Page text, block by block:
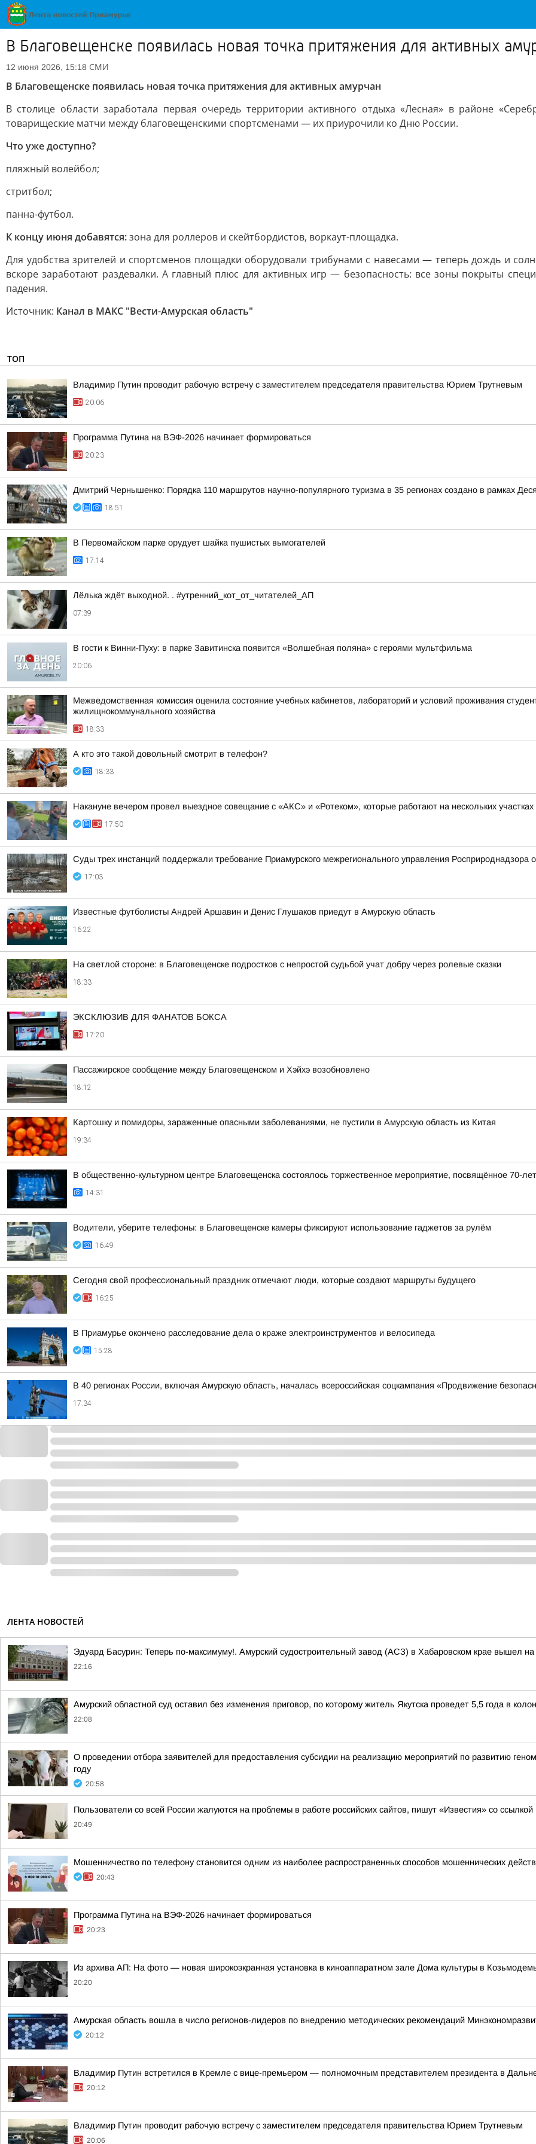
В Благовещенске появилась новая точка притяжения для активных
12 июня 2026, 15:18 СМИ
В Благовещенске появилась новая точка притяжения для активных амурчан
В столице области заработала первая очередь территории активного отдыха «Лесная» в районе
товарищеские матчи между благовещенскими спортсменами — их приурочили ко Дню России.
Что уже доступно?
пляжный волейбол;
стритбол;
панна-футбол.
К концу июня добавятся:зона для роллеров и скейтбордистов, воркаут-площадка.
Для удобства зрителей и спортсменов площадки оборудовали трибунами с навесами — теперь дождь и
вскоре заработают раздевалки. А главный плюс для активных игр — безопасность: все зоны покрыты
падения.
Источник: Канал в МАКС "Вести-Амурская область"
ТОП
Владимир Путин проводит рабочую встречу с заместителем председателя правительства Юрием Трутневым
20:06
Программа Путина на ВЭФ-2026 начинает формироваться
20:23
Дмитрий Чернышенко: Порядка 110 маршрутов научно-популярного туризма в 35 регионах создано в рамках
18:51
В Первомайском парке орудует шайка пушистых вымогателей
17:14
Лёлька ждёт выходной. . #утренний_кот_от_читателей_АП
07:39
В гости к Винни-Пуху: в парке Завитинска появится «Волшебная поляна» с героями мультфильма
20:06
Межведомственная комиссия оценила состояние учебных кабинетов, лабораторий и условий проживания
жилищнокоммунального хозяйства
18:33
А кто это такой довольный смотрит в телефон?
18:33
Накануне вечером провел выездное совещание с «АКС» и «Ротеком», которые работают на нескольких
17:50
Суды трех инстанций поддержали требование Приамурского межрегионального управления
17:03
Известные футболисты Андрей Аршавин и Денис Глушаков приедут в Амурскую область
16:22
На светлой стороне: в Благовещенске подростков с непростой судьбой учат добру через ролевые сказки
18:33
ЭКСКЛЮЗИВ ДЛЯ ФАНАТОВ БОКСА
17:20
Пассажирское сообщение между Благовещенском и Хэйхэ возобновлено
18:12
Картошку и помидоры, зараженные опасными заболеваниями, не пустили в Амурскую область из Китая
19:34
В общественно-культурном центре Благовещенска состоялось торжественное мероприятие, посвящённое 70-
14:31
Водители, уберите телефоны: в Благовещенске камеры фиксируют использование гаджетов за рулём
16:49
Сегодня свой профессиональный праздник отмечают люди, которые создают маршруты будущего
16:25
В Приамурье окончено расследование дела о краже электроинструментов и велосипеда
15:28
В 40 регионах России, включая Амурскую область, началась всероссийская соцкампания «Продвижение
17:34
ЛЕНТА НОВОСТЕЙ
Эдуард Басурин: Теперь по-максимуму!. Амурский судостроительный завод (АСЗ) в Хабаровском крае вышел на
22:16
Амурский областной суд оставил без изменения приговор, по которому житель Якутска проведет 5,5 года в
22:08
О проведении отбора заявителей для предоставления субсидии на реализацию мероприятий по развитию
году
20:58
Пользователи со всей России жалуются на проблемы в работе российских сайтов, пишут «Известия» со
20:49
Мошенничество по телефону становится одним из наиболее распространенных способов мошеннических
20:43
Программа Путина на ВЭФ-2026 начинает формироваться
20:23
Из архива АП: На фото — новая широкоэкранная установка в киноаппаратном зале Дома культуры в
20:20
Амурская область вошла в число регионов-лидеров по внедрению методических рекомендаций
20:12
Владимир Путин встретился в Кремле с вице-премьером — полномочным представителем президента в
20:12
Владимир Путин проводит рабочую встречу с заместителем председателя правительства Юрием Трутневым
20:06